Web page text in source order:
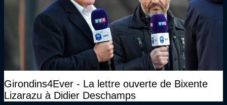
Girondins4Ever - La lettre ouverte de Bixente
Lizarazu à Didier Deschamps